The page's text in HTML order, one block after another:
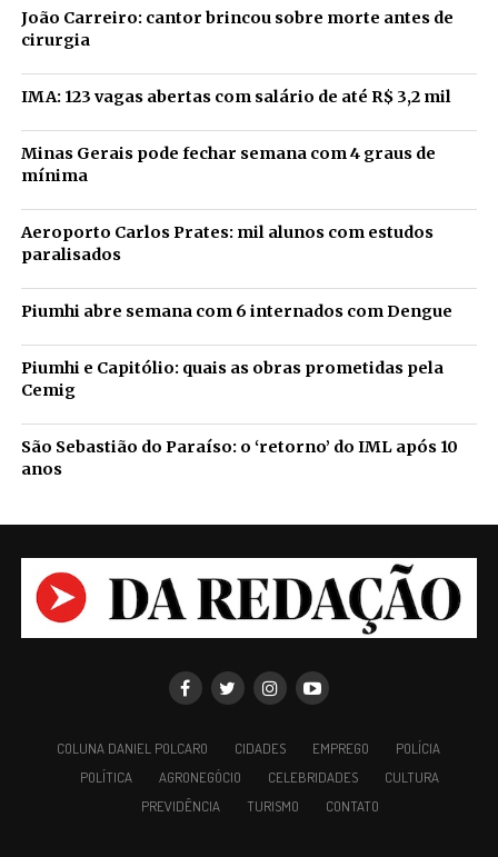
João Carreiro: cantor brincou sobre morte antes de
cirurgia
IMA: 123 vagas abertas com salário de até R$ 3,2 mil
Minas Gerais pode fechar semana com 4 graus de
mínima
Aeroporto Carlos Prates: mil alunos com estudos
paralisados
Piumhi abre semana com 6 internados com Dengue
Piumhi e Capitólio: quais as obras prometidas pela
Cemig
São Sebastião do Paraíso: o ‘retorno’ do IML após 10
anos
COLUNA DANIEL POLCARO CIDADES EMPREGO
POLÍCIA
POLÍTICA
AGRONEGÓCIO CELEBRIDADES
CULTURA
PREVIDÊNCIA
TURISMO CONTATO